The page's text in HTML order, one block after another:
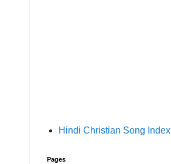
Hindi Christian Song Index
Pages